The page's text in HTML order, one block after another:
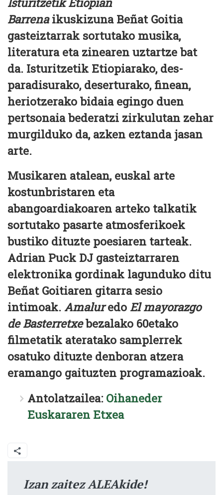
Barrenaikuskizuna Beñat Goitia
gasteiztarrak sortutako musika,
literatura eta zinearen uztartze bat
da. Isturitzetik Etiopiarako, des-
paradisurako, deserturako, finean,
heriotzerako bidaia egingo duen
pertsonaia bederatzi zirkulutan zehar
murgilduko da, azken eztanda jasan
arte.
Musikaren atalean, euskal arte
kostunbristaren eta
abangoardiakoaren arteko talkatik
sortutako pasarte atmosferikoek
bustiko dituzte poesiaren tarteak.
Adrian Puck DJ gasteiztarraren
elektronika gordinak lagunduko ditu
Beñat Goitiaren gitarra sesio
intimoak. Amaluredo El mayorazgo
de Basterretxebezalako 60etako
filmetatik ateratako samplerrek
osatuko dituzte denboran atzera
eramango gaituzten programazioak.
Antolatzailea: Oihaneder
Euskararen Etxea
Izan zaitez ALEAkide!